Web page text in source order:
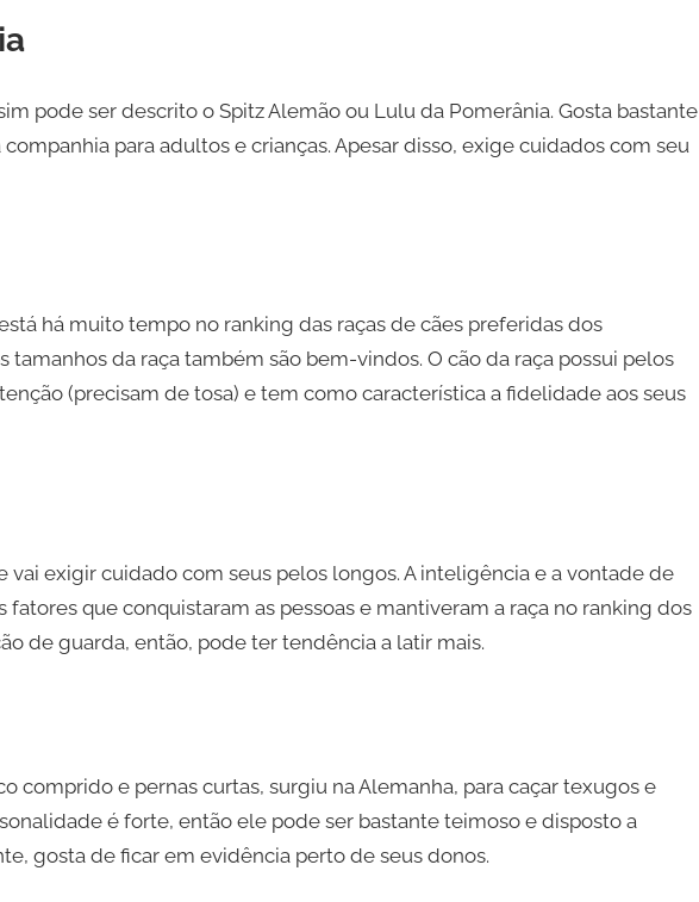
pode ser descrito o Spitz Alemão ou Lulu da Pomerânia. Gosta bastante
para adultos e crianças. Apesar disso, exige cuidados com seu
há muito tempo no ranking das raças de cães preferidas dos
tamanhos da raça também são bem-vindos. O cão da raça possui pelos
(precisam de tosa) e tem como característica a fidelidade aos seus
vai exigir cuidado com seus pelos longos. A inteligência e a vontade de
fatores que conquistaram as pessoas e mantiveram a raça no ranking dos
de guarda, então, pode ter tendência a latir mais.
comprido e pernas curtas, surgiu na Alemanha, para caçar texugos e
é forte, então ele pode ser bastante teimoso e disposto a
gosta de ficar em evidência perto de seus donos.